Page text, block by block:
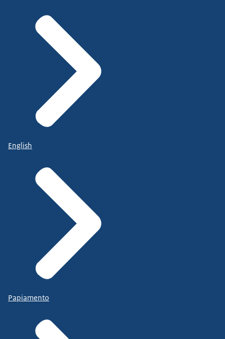
English
Papiamento